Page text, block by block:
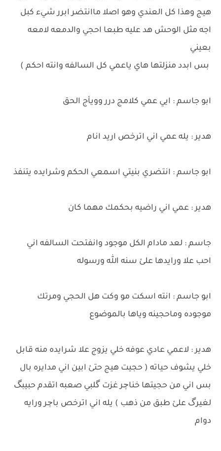
هيج وهذا كل العندي وهو اصلا ماانتضر ابرر شيء كبل
اجه مثل الوحش هد عليه طبعا احجي والدمعه لامعه
بعيني
بس ابدد منزلتها هاي ياعمي كل السالفه وانته احكم )
ابو جاسم : ايي عمي كلامج درر وويأج الحق
هدير : يله عمي اني اترخص اريد انام
ابو جاسم : انتضري بنيتي اسمعي الحكم وشرايده يتنفذ
هدير : عمي اني راضيه بحكمك مهما كان
جاسم : لعد مادام الكل موجود وانفتحت السالفه اني
احب علا ورايدها علئ سنه الله ورسوله
ابو جاسم : انته اسكت مو وكت هل الحجي ومرتك
موجوده وماحجينه وياها بالموضوع
هدير : لاعمي عادي عوفه خلي يزوج علا شرايده منه قابل
خلي يشوف حياته ( حجيت هيج حتئ ابين اني مدايره بال
بس اني من حجيتها خناچر غزت گلبي صعبه اتقدم حبيبگ
لغيرگ علئ طبق من ذهب ) يله اني اترخص باچر ورايه
دوام